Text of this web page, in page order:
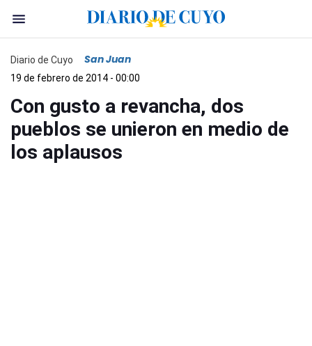
Diario de Cuyo San Juan
19 de febrero de 2014 - 00:00
Con gusto a revancha, dos
pueblos se unieron en medio de
los aplausos